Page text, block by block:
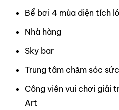
Bể bơi 4 mùa diện tích
Nhà hàng
Sky bar
Trung tâm chăm sóc
Công viên vui chơi giải
Art